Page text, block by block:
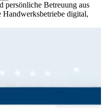
persönliche Betreuung aus
digital,